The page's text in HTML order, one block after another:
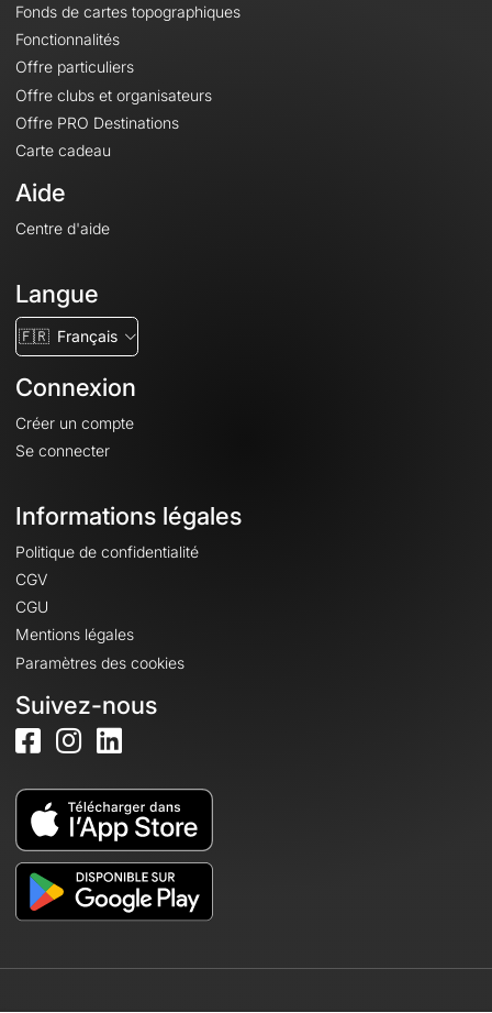
Fonds de cartes topographiques
Fonctionnalités
Offre particuliers
Offre clubs et organisateurs
Offre PRO Destinations
Carte cadeau
Aide
Centre d'aide
Langue
🇫🇷 Français
Connexion
Créer un compte
Se connecter
Informations légales
Politique de confidentialité
CGV
CGU
Mentions légales
Paramètres des cookies
Suivez-nous